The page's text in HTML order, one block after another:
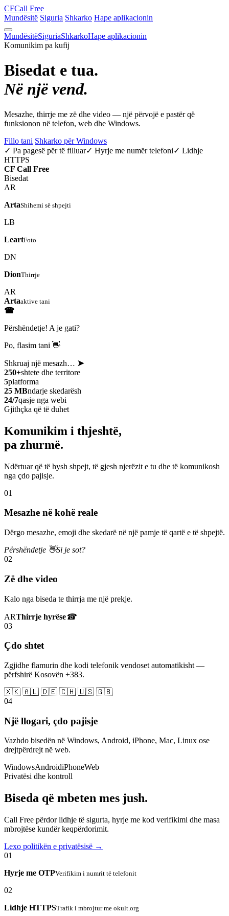
CFCall Free
Mundësitë Siguria Shkarko Hape aplikacionin
MundësitëSiguriaShkarkoHape aplikacionin
Komunikim pa kufij
Bisedat e tua.
Në një vend.
Mesazhe, thirrje me zë dhe video — një përvojë e pastër që
funksionon në telefon, web dhe Windows.
Fillo tani Shkarko për Windows
✓ Pa pagesë për të filluar✓ Hyrje me numër telefoni✓ Lidhje
HTTPS
CF Call Free
Bisedat
AR
ArtaShihemi së shpejti
LB
LeartFoto
DN
DionThirrje
AR
Artaaktive tani
☎
Përshëndetje! A je gati?
Po, flasim tani 👋
Shkruaj një mesazh… ➤
250+shtete dhe territore
5platforma
25 MBndarje skedarësh
24/7qasje nga webi
Gjithçka që të duhet
Komunikim i thjeshtë,
pa zhurmë.
Ndërtuar që të hysh shpejt, të gjesh njerëzit e tu dhe të komunikosh
nga çdo pajisje.
01
Mesazhe në kohë reale
Dërgo mesazhe, emoji dhe skedarë në një pamje të qartë e të shpejtë.
Përshëndetje 👋Si je sot?
02
Zë dhe video
Kalo nga biseda te thirrja me një prekje.
ARThirrje hyrëse☎
03
Çdo shtet
Zgjidhe flamurin dhe kodi telefonik vendoset automatikisht —
përfshirë Kosovën +383.
🇽🇰 🇦🇱 🇩🇪 🇨🇭 🇺🇸 🇬🇧
04
Një llogari, çdo pajisje
Vazhdo bisedën në Windows, Android, iPhone, Mac, Linux ose
drejtpërdrejt në web.
WindowsAndroidiPhoneWeb
Privatësi dhe kontroll
Biseda që mbeten mes jush.
Call Free përdor lidhje të sigurta, hyrje me kod verifikimi dhe masa
mbrojtëse kundër keqpërdorimit.
Lexo politikën e privatësisë →
01
Hyrje me OTPVerifikim i numrit të telefonit
02
Lidhje HTTPSTrafik i mbrojtur me okult.org